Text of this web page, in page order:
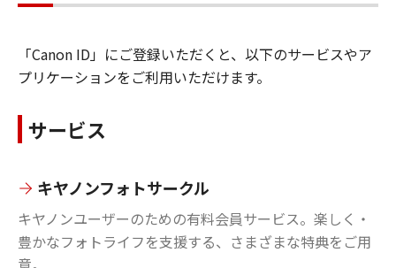
「Canon ID」にご登録いただくと、以下のサービスやア
プリケーションをご利用いただけます。
サービス
キヤノンフォトサークル
キヤノンユーザーのための有料会員サービス。楽しく・
豊かなフォトライフを支援する、さまざまな特典をご用